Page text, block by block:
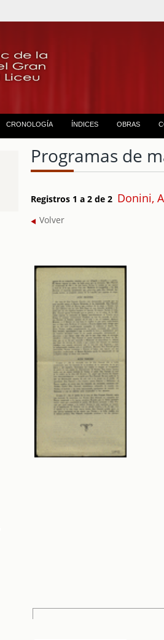
CRONOLOGÍA ÍNDICES OBRAS
Programas de
Registros 1 a 2 de 2 Donini,
Volver